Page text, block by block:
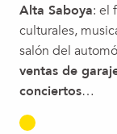
Alta Saboya: el
culturales,
salón del
ventas de
conciertos…
RASTROS